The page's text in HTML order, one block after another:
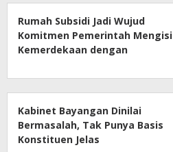
Rumah Subsidi Jadi Wujud
Komitmen Pemerintah Mengisi
Kemerdekaan dengan
Kabinet Bayangan Dinilai
Bermasalah, Tak Punya Basis
Konstituen Jelas